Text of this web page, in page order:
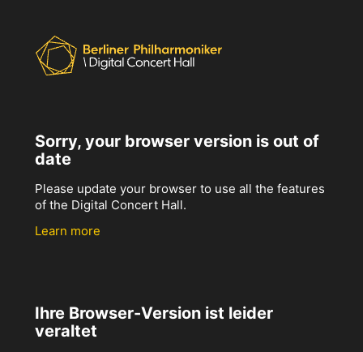
Sorry, your browser version is out of
date
Please update your browser to use all the features
of the Digital Concert Hall.
Learn more
Ihre Browser-Version ist leider
veraltet